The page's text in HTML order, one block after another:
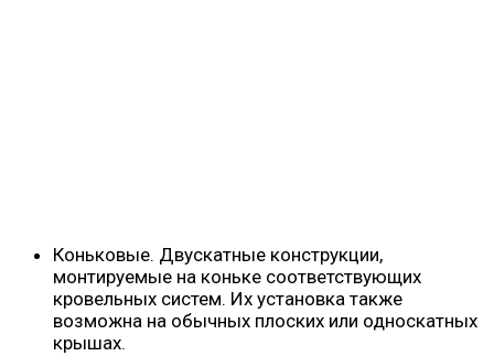
Коньковые. Двускатные конструкции,
монтируемые на коньке соответствующих
кровельных систем. Их установка также
возможна на обычных плоских или односкатных
крышах.